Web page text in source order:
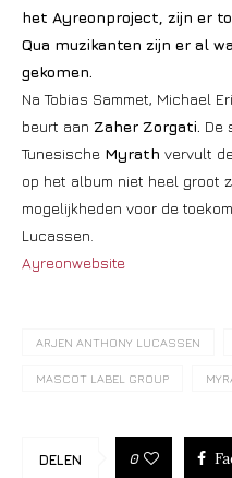
het Ayreonproject, zijn er
Qua muzikanten zijn er al
gekomen.
Na Tobias Sammet, Michael
beurt aan Zaher Zorgati. De
Tunesische Myrath vervult
op het album niet heel groot
mogelijkheden voor de
Lucassen.
Ayreonwebsite
ARJEN ANTHONY LUCASSEN
MASCOT LABEL GROUP
DELEN 0